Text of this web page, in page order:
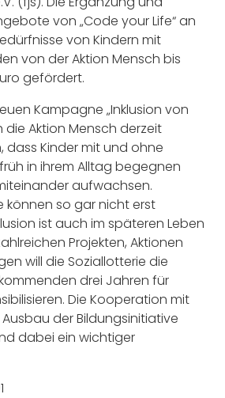
von „Code your Life“ an
von Kindern mit
von der Aktion Mensch bis
gefördert.
Kampagne „Inklusion von
die Aktion Mensch derzeit
dass Kinder mit und ohne
in ihrem Alltag begegnen
aufwachsen.
können so gar nicht erst
ist auch im späteren Leben
Projekten, Aktionen
will die Soziallotterie die
drei Jahren für
Die Kooperation mit
der Bildungsinitiative
dabei ein wichtiger